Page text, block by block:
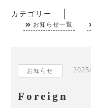
カテゴリー
お知らせ一覧
お知らせ